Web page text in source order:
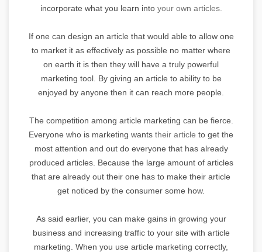
incorporate what you learn intoyour own articles.
If one can design an article that would able to allow one
to market it as effectively as possible no matter where
on earth it is then they will have a truly powerful
marketing tool. By giving an article to ability to be
enjoyed by anyone then it can reach more people.
The competition among article marketing can be fierce.
Everyone who is marketing wants their article to get the
most attention and out do everyone that has already
produced articles. Because the large amount of articles
that are already out their one has to make their article
get noticed by the consumer some how.
As said earlier, you can make gains in growing your
business and increasing traffic to your site with article
marketing. When you use article marketing correctly,